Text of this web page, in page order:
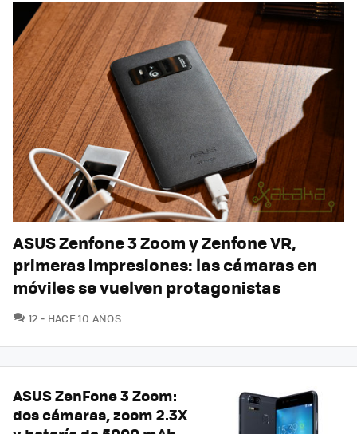
ASUS Zenfone 3 Zoom y Zenfone VR,
primeras impresiones: las cámaras en
móviles se vuelven protagonistas
12 COMENTARIOS
HACE 10 AÑOS
ASUS ZenFone 3 Zoom:
dos cámaras, zoom 2.3X